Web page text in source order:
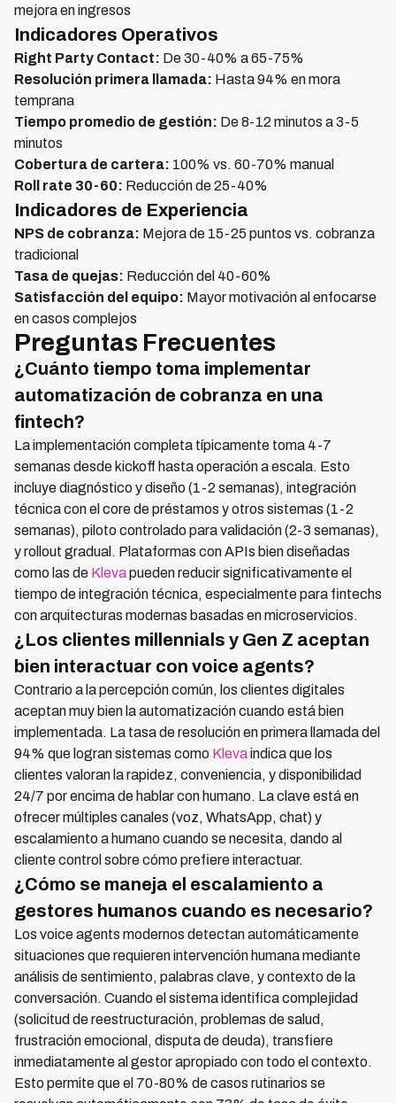
mejora en ingresos
Indicadores Operativos
Right Party Contact: De 30-40% a 65-75%
Resolución primera llamada: Hasta 94% en mora
temprana
Tiempo promedio de gestión: De 8-12 minutos a 3-5
minutos
Cobertura de cartera: 100% vs. 60-70% manual
Roll rate 30-60: Reducción de 25-40%
Indicadores de Experiencia
NPS de cobranza: Mejora de 15-25 puntos vs. cobranza
tradicional
Tasa de quejas: Reducción del 40-60%
Satisfacción del equipo: Mayor motivación al enfocarse
en casos complejos
Preguntas Frecuentes
¿Cuánto tiempo toma implementar
automatización de cobranza en una
fintech?
La implementación completa típicamente toma 4-7
semanas desde kickoff hasta operación a escala. Esto
incluye diagnóstico y diseño (1-2 semanas), integración
técnica con el core de préstamos y otros sistemas (1-2
semanas), piloto controlado para validación (2-3 semanas),
y rollout gradual. Plataformas con APIs bien diseñadas
como las de Klevapueden reducir significativamente el
tiempo de integración técnica, especialmente para fintechs
con arquitecturas modernas basadas en microservicios.
¿Los clientes millennials y Gen Z aceptan
bien interactuar con voice agents?
Contrario a la percepción común, los clientes digitales
aceptan muy bien la automatización cuando está bien
implementada. La tasa de resolución en primera llamada del
94% que logran sistemas como Klevaindica que los
clientes valoran la rapidez, conveniencia, y disponibilidad
24/7 por encima de hablar con humano. La clave está en
ofrecer múltiples canales (voz, WhatsApp, chat) y
escalamiento a humano cuando se necesita, dando al
cliente control sobre cómo prefiere interactuar.
¿Cómo se maneja el escalamiento a
gestores humanos cuando es necesario?
Los voice agents modernos detectan automáticamente
situaciones que requieren intervención humana mediante
análisis de sentimiento, palabras clave, y contexto de la
conversación. Cuando el sistema identifica complejidad
(solicitud de reestructuración, problemas de salud,
frustración emocional, disputa de deuda), transfiere
inmediatamente al gestor apropiado con todo el contexto.
Esto permite que el 70-80% de casos rutinarios se